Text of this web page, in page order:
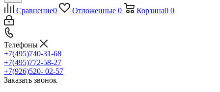
Сравнение0 Отложенные 0 Корзина0 0
Телефоны
+7(495)740-31-68
+7(495)772-58-27
+7(926)520- 02-57
Заказать звонок